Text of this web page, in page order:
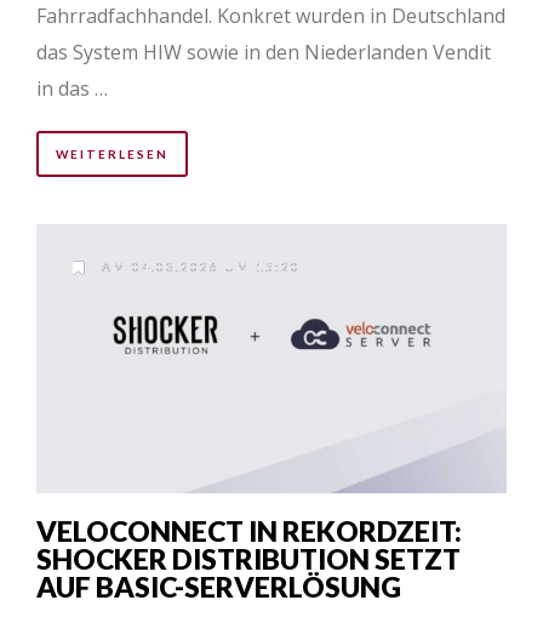
Fahrradfachhandel. Konkret wurden in Deutschland
das System HIW sowie in den Niederlanden Vendit
in das …
WEITERLESEN
AM 04.03.2026 UM 15:20
VELOCONNECT IN REKORDZEIT:
SHOCKER DISTRIBUTION SETZT
AUF BASIC-SERVERLÖSUNG